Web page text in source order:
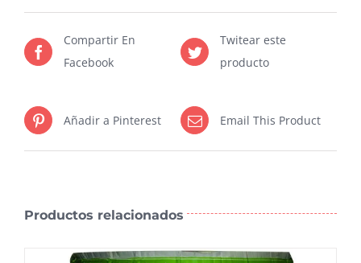
CMS
M
Compartir En
Facebook
Twitear este
producto
Añadir a Pinterest Email This Product
Productos relacionados